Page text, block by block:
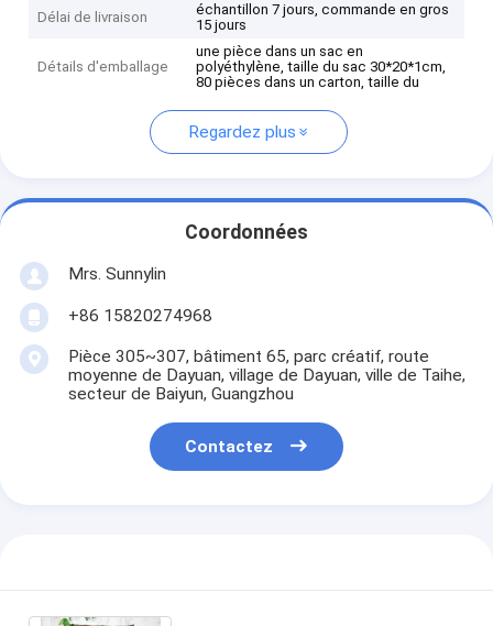
Délai de livraison
échantillon 7 jours, commande en gros
15 jours
Détails d'emballage
une pièce dans un sac en
polyéthylène, taille du sac 30*20*1cm,
80 pièces dans un carton, taille du
Regardez plus
Coordonnées
Mrs. Sunnylin
+86 15820274968
Pièce 305~307, bâtiment 65, parc créatif, route
moyenne de Dayuan, village de Dayuan, ville de Taihe,
secteur de Baiyun, Guangzhou
Contactez